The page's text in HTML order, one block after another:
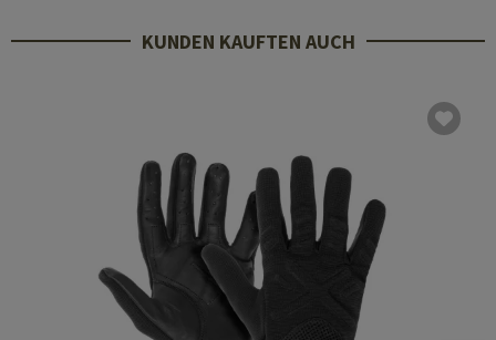
KUNDEN KAUFTEN AUCH